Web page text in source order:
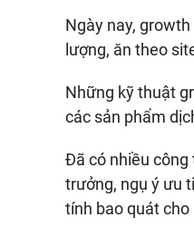
Ngày nay,
lượng, ăn theo
Những kỹ thuật
các sản phẩm
Đã có nhiều
trưởng, ngụ ý ưu
tính bao quát